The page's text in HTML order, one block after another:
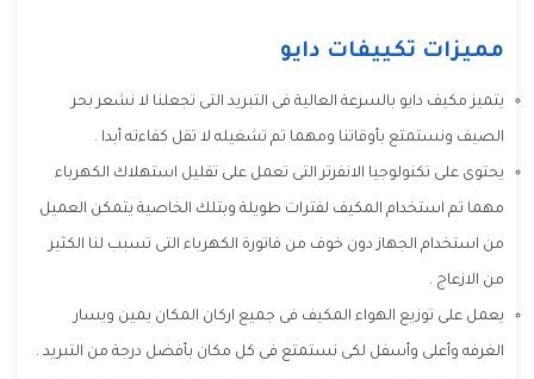
مميزات تكييفات دايو
يتميز مكيف دايو بالسرعة العالية فى التبريد التى تجعلنا لا نشعر بحر
الصيف ونستمتع بأوقاتنا ومهما تم تشغيله لا تقل كفاءته أبدا .
يحتوى على تكنولوجيا الانفرتر التى تعمل على تقليل استهلاك الكهرباء
مهما تم استخدام المكيف لفترات طويلة وبتلك الخاصية يتمكن العميل
من استخدام الجهاز دون خوف من فاتورة الكهرباء التى تسبب لنا الكثير
من الازعاج .
يعمل على توزيع الهواء المكيف فى جميع اركان المكان يمين ويسار
الغرفه وأعلى وأسفل لكى نستمتع فى كل مكان بأفضل درجة من التبريد .